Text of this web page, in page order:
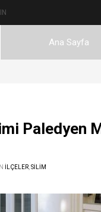
Ana Sayfa
Paledyen
İLÇELER SİLİM